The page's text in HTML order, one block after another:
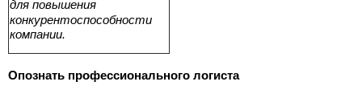
для повышения
конкурентоспособности
компании.
Опознать профессионального логиста